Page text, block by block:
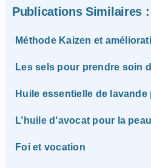
Publications Similaires :
Méthode Kaizen et
Les sels pour prendre soin
Huile essentielle de lavande
L’huile d’avocat pour la
Foi et vocation